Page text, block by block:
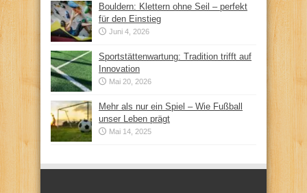
Bouldern: Klettern ohne Seil – perfekt
für den Einstieg
Juni 4, 2026
Sportstättenwartung: Tradition trifft auf
Innovation
Mai 20, 2026
Mehr als nur ein Spiel – Wie Fußball
unser Leben prägt
Mai 14, 2025